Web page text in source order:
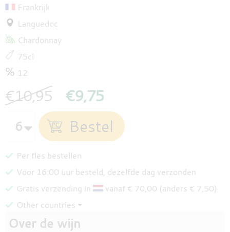
Frankrijk
Languedoc
Chardonnay
75cl
12
€10,95 €9,75
Per fles bestellen
Voor 16:00 uur besteld, dezelfde dag verzonden
Gratis verzending in
vanaf € 70,00 (anders € 7,50)
Other countries ⏷
Over de wijn